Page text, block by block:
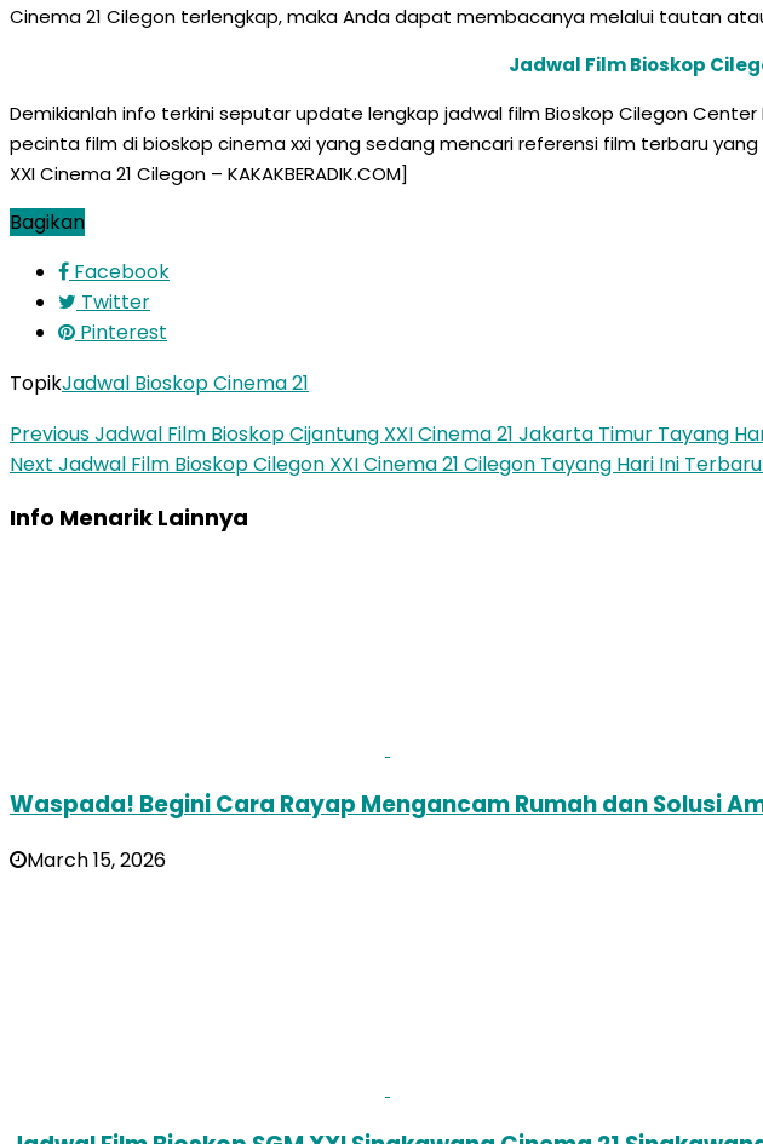
Cinema 21 Cilegon terlengkap, maka Anda dapat membacanya melalui tautan
Jadwal Film Bioskop
Demikianlah info terkini seputar update lengkap jadwal film Bioskop Cilegon Center
pecinta film di bioskop cinema xxi yang sedang mencari referensi film terbaru
XXI Cinema 21 Cilegon – KAKAKBERADIK.COM]
Bagikan
Facebook
Twitter
Pinterest
TopikJadwal Bioskop Cinema 21
PreviousJadwal Film Bioskop Cijantung XXI Cinema 21 Jakarta Timur Tayang
Next Jadwal Film Bioskop Cilegon XXI Cinema 21 Cilegon Tayang Hari Ini
Info Menarik Lainnya
Waspada! Begini Cara Rayap Mengancam Rumah dan Solusi
March 15, 2026